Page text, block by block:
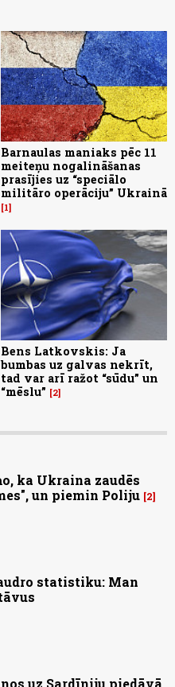
Barnaulas maniaks pēc 11
meiteņu nogalināšanas
prasījies uz “speciālo
militāro operāciju” Ukrainā
1
Bens Latkovskis: Ja
bumbas uz galvas nekrīt,
tad var arī ražot “sūdu” un
“mēslu”
2
ka Ukraina zaudēs
un piemin Poliju 2
statistiku: Man